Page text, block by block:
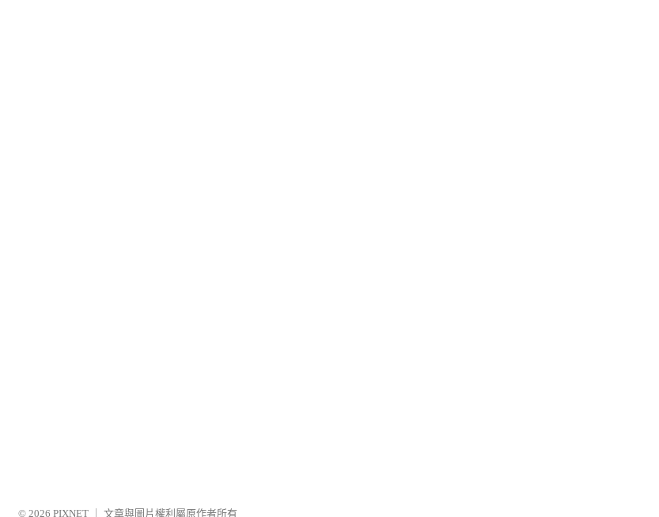
© 2026 PIXNET 文章與圖片權利屬原作者所有